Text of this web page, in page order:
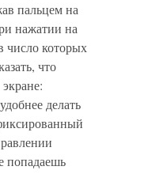
пальцем на
нажатии на
число которых
что
делать
попадаешь